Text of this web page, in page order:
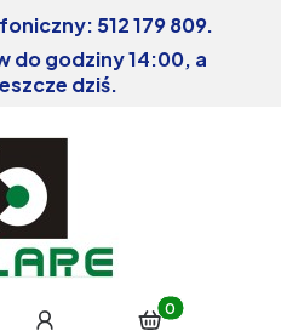
512 179 809.
do godziny 14:00, a
dziś.
Produkty w